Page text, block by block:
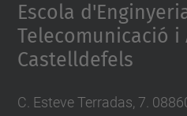
Escola
Telecomunicació i
Castelldefels
C. Esteve Terradas, 7.